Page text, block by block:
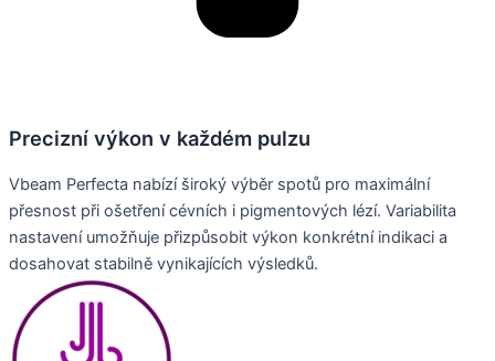
Precizní výkon v každém pulzu
Vbeam Perfecta nabízí široký výběr spotů pro maximální
přesnost při ošetření cévních i pigmentových lézí. Variabilita
nastavení umožňuje přizpůsobit výkon konkrétní indikaci a
dosahovat stabilně vynikajících výsledků.